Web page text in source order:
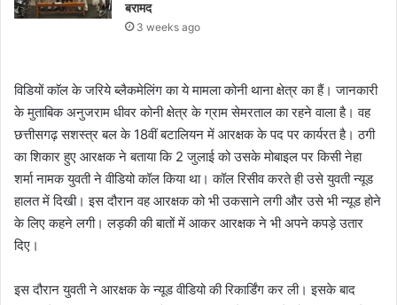
बरामद
3 weeks ago
विडियों काॅल के जरिये ब्लैकमेलिंग का ये मामला कोनी थाना क्षेत्र का हैं। जानकारी
के मुताबिक अनुजराम धीवर कोनी क्षेत्र के ग्राम सेमरताल का रहने वाला है। वह
छत्तीसगढ़ सशस्त्र बल के 18वीं बटालियन में आरक्षक के पद पर कार्यरत है। ठगी
का शिकार हुए आरक्षक ने बताया कि 2 जुलाई को उसके मोबाइल पर किसी नेहा
शर्मा नामक युवती ने वीडियो कॉल किया था। कॉल रिसीव करते ही उसे युवती न्यूड
हालत में दिखी। इस दौरान वह आरक्षक को भी उकसाने लगी और उसे भी न्यूड होने
के लिए कहने लगी। लड़की की बातों में आकर आरक्षक ने भी अपने कपड़े उतार
दिए।
इस दौरान युवती ने आरक्षक के न्यूड वीडियो की रिकार्डिंग कर ली। इसके बाद